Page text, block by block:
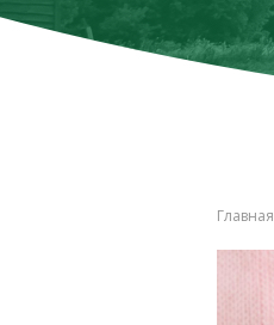
Главная